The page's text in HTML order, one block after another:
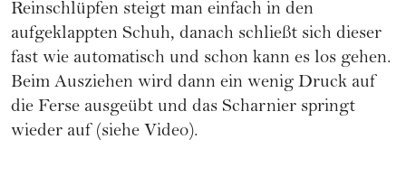
Reinschlüpfen steigt man einfach in den
aufgeklappten Schuh, danach schließt sich dieser
fast wie automatisch und schon kann es los gehen.
Beim Ausziehen wird dann ein wenig Druck auf
die Ferse ausgeübt und das Scharnier springt
wieder auf (siehe Video).